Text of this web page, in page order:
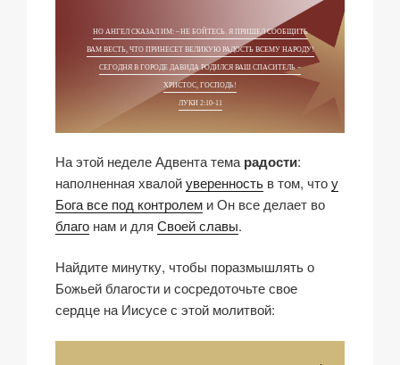
НО АНГЕЛ СКАЗАЛ ИМ: – НЕ БОЙТЕСЬ. Я ПРИШЕЛ СООБЩИТЬ
ВАМ ВЕСТЬ, ЧТО ПРИНЕСЕТ ВЕЛИКУЮ РАДОСТЬ ВСЕМУ НАРОДУ!
СЕГОДНЯ В ГОРОДЕ ДАВИДА РОДИЛСЯ ВАШ СПАСИТЕЛЬ –
ХРИСТОС, ГОСПОДЬ!
ЛУКИ 2:10-11
На этой неделе Адвента тема радости:
наполненная хвалойуверенность в том, чтоу
Бога все под контролем и Он все делает во
благо нам и для Своей славы.
Найдите минутку, чтобы поразмышлять о
Божьей благости и сосредоточьте свое
сердце на Иисусе с этой молитвой: